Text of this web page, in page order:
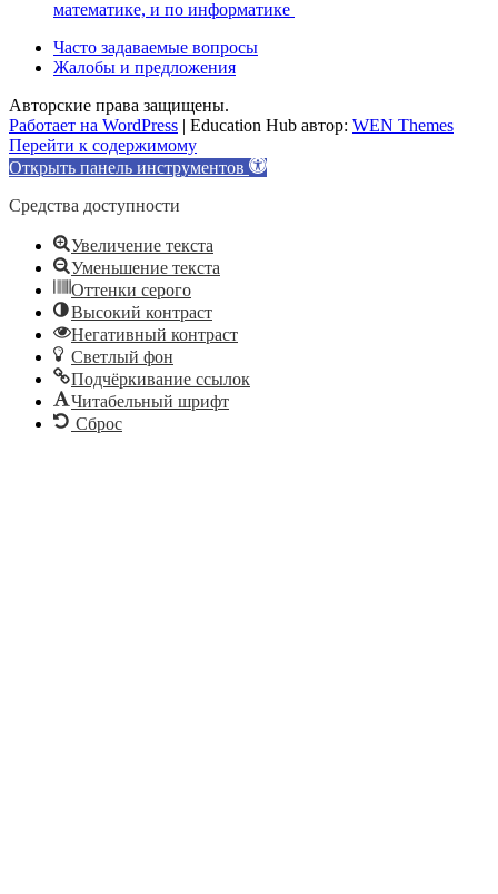
математике, и по информатике
Часто задаваемые вопросы
Жалобы и предложения
Авторские права защищены.
Работает на WordPress | Education Hub автор: WEN Themes
Перейти к содержимому
Открыть панель инструментов
Средства доступности
Увеличение текста
Уменьшение текста
Оттенки серого
Высокий контраст
Негативный контраст
Светлый фон
Подчёркивание ссылок
Читабельный шрифт
Сброс